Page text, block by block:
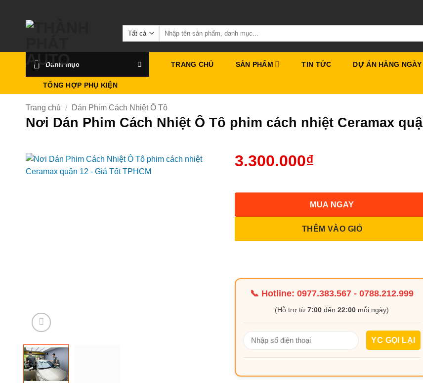
Tìm
kiếm:
Danh mục TRANG CHỦ SẢN PHẨM TIN TỨC DỰ ÁN HẰNG NGÀY
TỔNG HỢP PHỤ KIỆN
Trang chủ / Dán Phim Cách Nhiệt Ô Tô
Nơi Dán Phim Cách Nhiệt Ô Tô phim cách nhiệt Ceramax
3.300.000₫
THÊM VÀO GIỎ
MUA NGAY
📞 Hotline:0977.383.567 -0788.212.999
(Hỗ trợ từ7:00 đến22:00 mỗi ngày)